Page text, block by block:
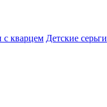
с кварцем Детские серьги